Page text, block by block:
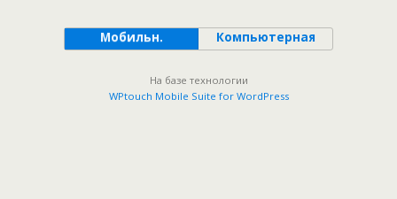
Мобильн. Компьютерная
На базе технологии
WPtouch Mobile Suite for WordPress